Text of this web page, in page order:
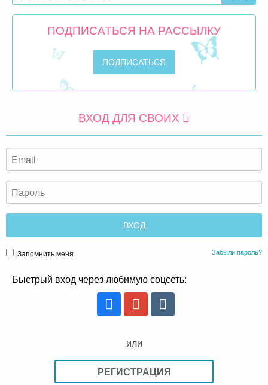
ПОДПИСАТЬСЯ НА РАССЫЛКУ
ВХОД ДЛЯ СВОИХ
Запомнить меня Забыли пароль?
Быстрый вход через любимую соцсеть:
или
РЕГИСТРАЦИЯ